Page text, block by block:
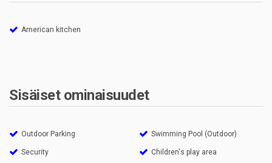
American kitchen
Sisäiset ominaisuudet
Outdoor Parking Swimming Pool (Outdoor)
Security Children's play area